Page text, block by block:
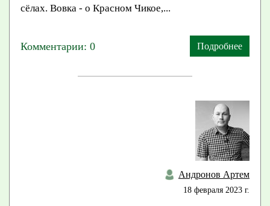
сёлах. Вовка - о Красном Чикое,...
Комментарии: 0 Подробнее
Андронов Артем
18 февраля 2023 г.